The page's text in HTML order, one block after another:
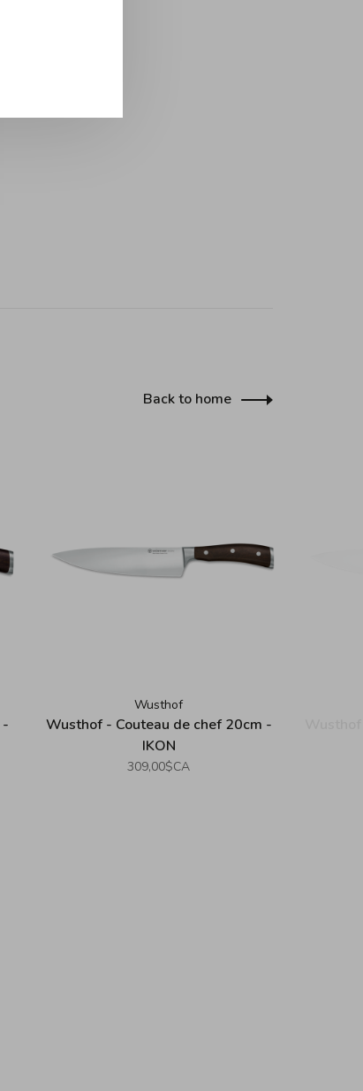
Back to home
Wusthof
Wusthof - Couteau de chef 20cm -
IKON
309,00$CA